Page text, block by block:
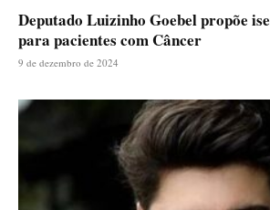
Deputado Luizinho Goebel propõe
para pacientes com Câncer
9 de dezembro de 2024